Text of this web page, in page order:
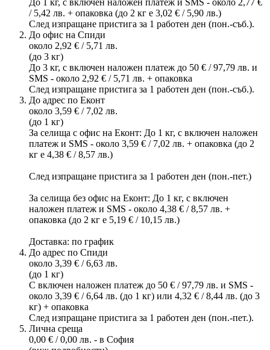
/ 5,42 лв. + опаковка (до 2 кг е 3,02 € / 5,90 лв.)
След изпращане пристига за 1 работен ден (пон.-съб.).
До офис на Спиди
около 2,92 € / 5,71 лв.
(до 3 кг)
До 3 кг, с включен наложен платеж до 50 € / 97,79 лв. и
SMS - около 2,92 € / 5,71 лв. + опаковка
След изпращане пристига за 1 работен ден (пон.-съб.).
До адрес по Еконт
около 3,59 € / 7,02 лв.
(до 1 кг)
За селища с офис на Еконт: До 1 кг, с включен наложен
платеж и SMS - около 3,59 € / 7,02 лв. + опаковка (до 2
кг е 4,38 € / 8,57 лв.)
След изпращане пристига за 1 работен ден (пон.-пет.)
За селища без офис на Еконт: До 1 кг, с включен
наложен платеж и SMS - около 4,38 € / 8,57 лв. +
опаковка (до 2 кг е 5,19 € / 10,15 лв.)
Доставка: по график
До адрес по Спиди
около 3,39 € / 6,63 лв.
(до 1 кг)
С включен наложен платеж до 50 € / 97,79 лв. и SMS -
около 3,39 € / 6,64 лв. (до 1 кг) или 4,32 € / 8,44 лв. (до 3
кг) + опаковка
След изпращане пристига за 1 работен ден (пон.-пет.).
Лична среща
0,00 € / 0,00 лв. - в София